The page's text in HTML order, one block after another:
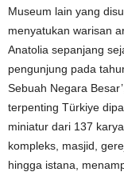
Museum lain yang
menyatukan warisan
Anatolia sepanjang
pengunjung pada
Sebuah Negara
terpenting Türkiye
miniatur dari 137
kompleks, masjid,
hingga istana,